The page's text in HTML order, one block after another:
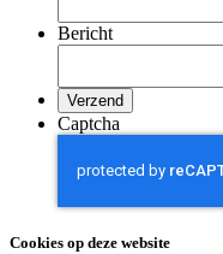
Bericht
Captcha
Cookies op deze website